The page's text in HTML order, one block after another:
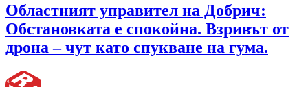
Областният управител на Добрич:
Обстановката е спокойна. Взривът от
дрона – чут като спукване на гума.